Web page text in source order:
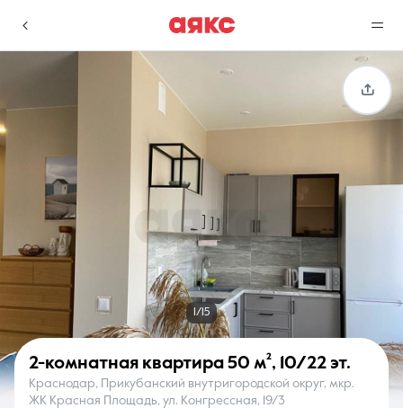
г. Краснодар
Избранное
0 объявлений 0 объявлений
Недвижимость Услуги
О компании Контакты
1/15
2-комнатная квартира 50 м², 10/22 эт.
Краснодар, Прикубанский внутригородской округ, мкр.
ЖК Красная Площадь, ул. Конгрессная, 19/3